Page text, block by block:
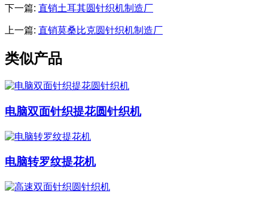
下一篇: 直销土耳其圆针织机制造厂
上一篇: 直销莫桑比克圆针织机制造厂
类似产品
电脑双面针织提花圆针织机
电脑转罗纹提花机